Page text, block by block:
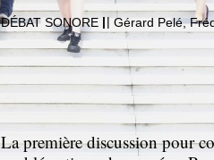
DÉBAT SONORE || Gérard Pelé,
La première discussion pour